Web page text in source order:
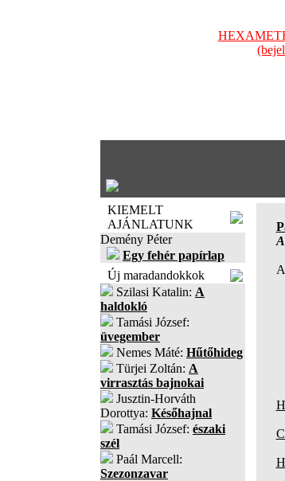
KIEMELT
AJÁNLATUNK
Demény Péter
Egy fehér papírlap
Új maradandokkok
Szilasi Katalin: A
haldokló
Tamási József:
üvegember
Nemes Máté: Hűtőhideg
Türjei Zoltán: A
virrasztás bajnokai
Jusztin-Horváth
Dorottya: Későhajnal
Tamási József: északi
szél
Paál Marcell:
Szezonzavar